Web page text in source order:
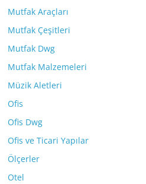
Mutfak Araçları
Mutfak Çeşitleri
Mutfak Dwg
Mutfak Malzemeleri
Müzik Aletleri
Ofis
Ofis Dwg
Ofis ve Ticari Yapılar
Ölçerler
Otel